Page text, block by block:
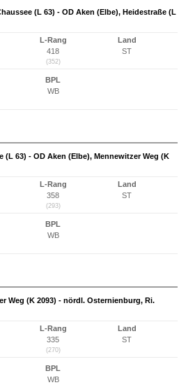
(L 63) - OD Aken (Elbe), Heidestraße (L
L-Rang
418
(352)
Land
ST
BPL
WB
(L 63) - OD Aken (Elbe), Mennewitzer Weg (K
L-Rang
358
(293)
Land
ST
BPL
WB
Weg (K 2093) - nördl. Osternienburg, Ri.
L-Rang
335
(270)
Land
ST
BPL
WB